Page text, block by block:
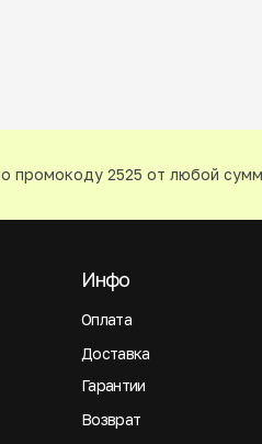
промокоду 2525 от любой суммы
Оплата
Инфо
Доставка
Гарантии
Возврат